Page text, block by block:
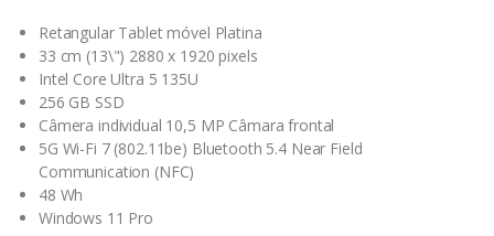
Retangular Tablet móvel Platina
33 cm (13\") 2880 x 1920 pixels
Intel Core Ultra 5 135U
256 GB SSD
Câmera individual 10,5 MP Câmara frontal
5G Wi-Fi 7 (802.11be) Bluetooth 5.4 Near Field
Communication (NFC)
48 Wh
Windows 11 Pro